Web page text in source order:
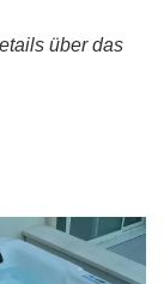
über das